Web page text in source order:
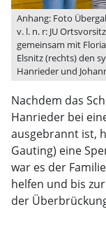
Anhang: Foto
v. l. n. r: JU
gemeinsam mit
Elsnitz (rechts) den
Hanrieder und
Nachdem das
Hanrieder bei
ausgebrannt ist,
Gauting) eine
war es der
helfen und bis
der